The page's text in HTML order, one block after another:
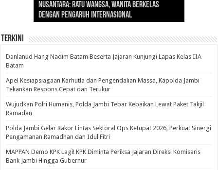
Danlanud Hang Nadim Batam Beserta Jajaran
Kunjungi Lapas Kelas IIA Batam
Silaturahmi dan Reses Komite I DPD RI di Polda
Jambi Bahas Sinergitas Penanganan Narkotika
Edukasi Pembentukan Karakter Generasi
Penerus
Cepat Beroperasi Agar Bisa Layani Masyarakat
Penuhi Kebutuhannya
Nusantara: Ratu Wangsa, Wanita Berkelas
dengan Pengaruh Internasional
Terkini
Danlanud Hang Nadim Batam Beserta Jajaran Kunjungi Lapas Kelas IIA
Batam
Apel Kesiapsiagaan Karhutla dan Pengendalian Massa, Kapolda Jambi
Tekankan Respons Cepat dan Terukur
Wujudkan Polri Humanis, Polda Jambi Tebar Kebaikan Lewat Paket Takjil
Ramadan
Polda Jambi Gelar Rakor Lintas Sektoral Ops Ketupat 2026, Perkuat Sinergi
Pengamanan Ramadhan dan Idul Fitri
‎MAPPAN Demo KPK Lagi! KPK Diminta Periksa Jajaran Direksi Komisaris
Bank Jambi Hingga Gubernur ‎